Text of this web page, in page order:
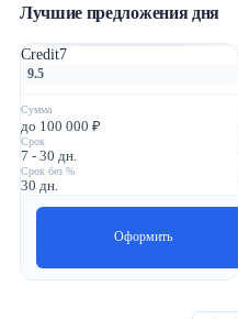
Лучшие предложения дня
Credit7
9.5
Сумма
до 100 000 ₽
Срок
7 - 30 дн.
Срок без %
30 дн.
Оформить